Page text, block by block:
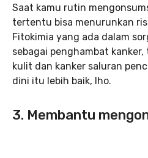
Saat kamu rutin
tertentu bisa menurunkan
Fitokimia yang ada dalam
sebagai penghambat
kulit dan kanker saluran
dini itu lebih baik, lho.
3. Membantu